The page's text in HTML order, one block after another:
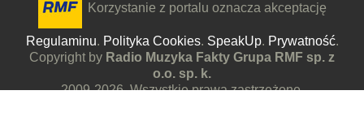
Korzystanie z portalu oznacza akceptację
Regulaminu. Polityka Cookies. SpeakUp. Prywatność.
Copyright by Radio Muzyka Fakty Grupa RMF sp. z
o.o. sp. k.
2009-2026. Wszystkie prawa zastrzeżone.